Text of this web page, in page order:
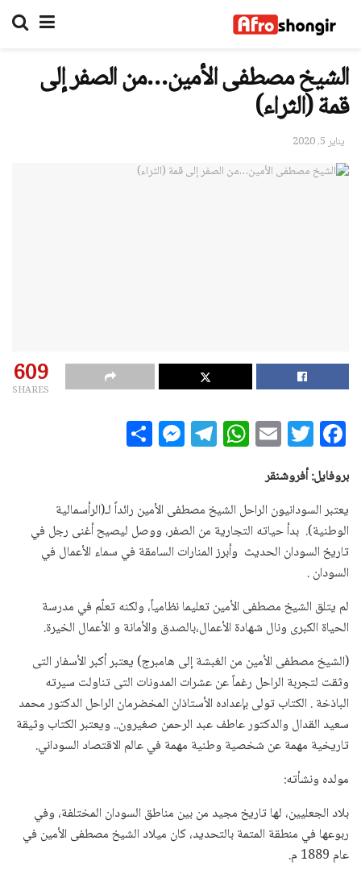
الشيخ مصطفى الأمين…من الصفر إلى
قمة (الثراء)
يناير 5, 2020
609
SHARES
F
a
c
e
b
o
o
k
T
w
it
te
r
E
m
l
W
h
s
A
p
T
el
g
ra
m
M
es
n
g
e
r
r
e
بروفايل: أفروشنقر
يعتبر السودانيون الراحل الشيخ مصطفى الأمين رائداً لـ(الرأسمالية
الوطنية). بدأ حياته التجارية من الصفر، ووصل ليصيح أغنى رجل في
تاريخ السودان الحديث وأبرز المنارات السامقة في سماء الأعمال في
السودان .
لم يتلق الشيخ مصطفى الأمين تعليما نظامياً، ولكنه تعلّم في مدرسة
الحياة الكبرى ونال شهادة الأعمال،بالصدق والأمانة و الأعمال الخيرة.
(الشيخ مصطفى الأمين من الغبشة إلى هامبرج) يعتبر أكبر الأسفار التى
وثقت لتجربة الراحل رغماً عن عشرات المدونات التى تناولت سيرته
الباذخة . الكتاب تولى بإعداده الأستاذان المخضرمان الراحل الدكتور محمد
سعيد القدال والدكتور عاطف عبد الرحمن صغيرون.. ويعتبر الكتاب وثيقة
تاريخية مهمة عن شخصية وطنية مهمة في عالم الاقتصاد السوداني.
مولده ونشأته:
بلاد الجعليين، لها تاريخ مجيد من بين مناطق السودان المختلفة، وفي
ربوعها في منطقة المتمة بالتحديد، كان ميلاد الشيخ مصطفى الأمين في
عام 1889 م.